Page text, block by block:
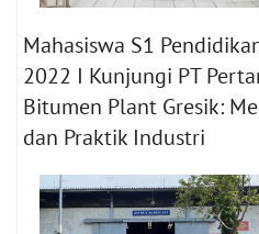
Mahasiswa S1
2022 I Kunjungi PT
Bitumen Plant Gresik:
dan Praktik Industri